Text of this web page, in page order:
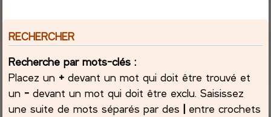
RECHERCHER
Recherche par mots-clés :
Placez un + devant un mot qui doit être trouvé et
un - devant un mot qui doit être exclu. Saisissez
une suite de mots séparés par des | entre crochets